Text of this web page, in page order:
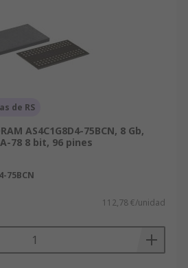
de RS
AS4C1G8D4-75BCN, 8 Gb,
78 8 bit, 96 pines
75BCN
112,78 €/unidad